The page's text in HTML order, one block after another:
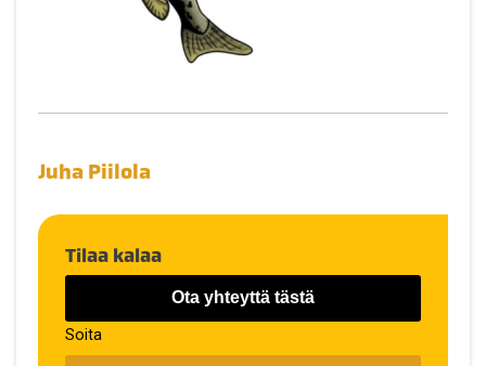
Juha Piilola
Tilaa kalaa
Ota yhteyttä tästä
Soita